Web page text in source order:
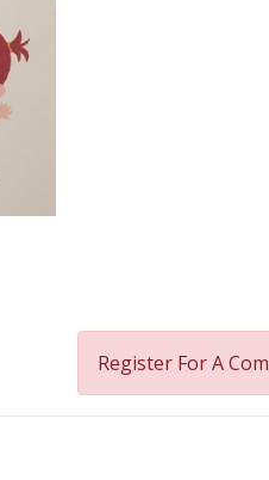
Register For A